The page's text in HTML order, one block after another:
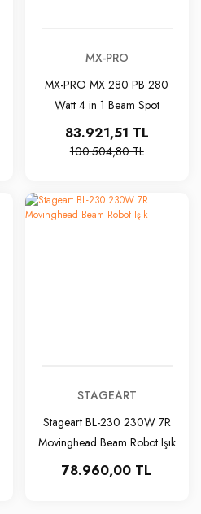
MX-PRO
MX-PRO MX 280 PB 280
Watt 4 in 1 Beam Spot
83.921,51 TL
100.504,80 TL
STAGEART
Stageart BL-230 230W 7R
Movinghead Beam Robot Işık
78.960,00 TL